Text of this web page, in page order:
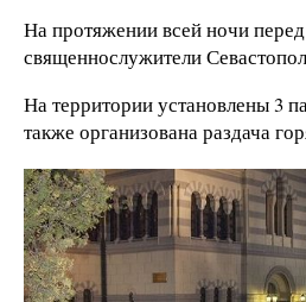
На протяжении всей ночи
священнослужители
На территории установлены 3
также организована раздача